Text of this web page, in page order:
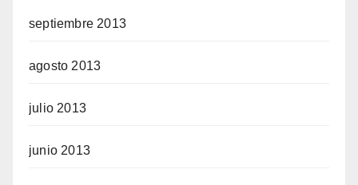
septiembre 2013
agosto 2013
julio 2013
junio 2013